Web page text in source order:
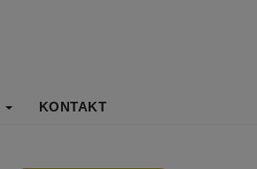
KONTAKT